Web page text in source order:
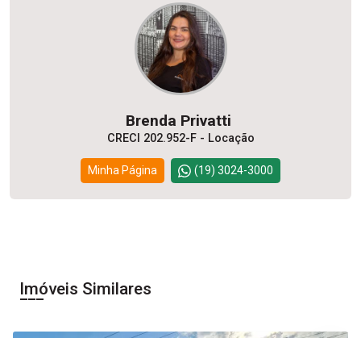
Brenda Privatti
CRECI 202.952-F - Locação
Minha Página (19) 3024-3000
Imóveis Similares